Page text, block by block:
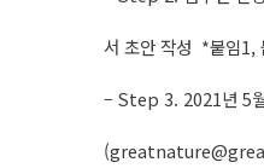
서 초안 작성 *붙임1,
– Step 3. 2021년 5
(